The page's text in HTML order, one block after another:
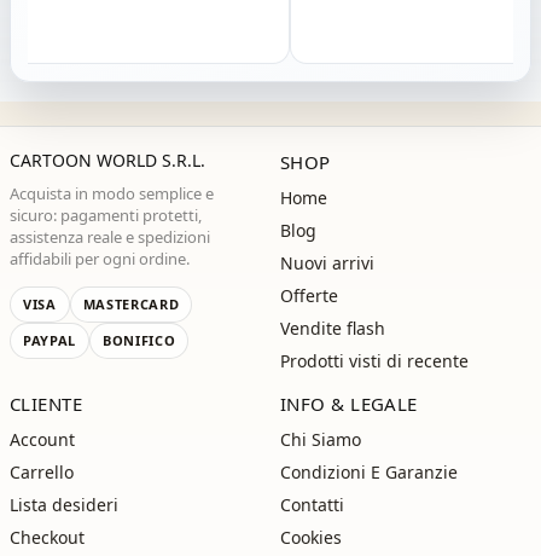
CARTOON WORLD S.R.L.
Acquista in modo semplice e
sicuro: pagamenti protetti,
assistenza reale e spedizioni
affidabili per ogni ordine.
VISA
MASTERCARD
PAYPAL
BONIFICO
SHOP
Home
Blog
Nuovi arrivi
Offerte
Vendite flash
Prodotti visti di recente
CLIENTE
Account
Carrello
Lista desideri
Checkout
INFO & LEGALE
Chi Siamo
Condizioni E Garanzie
Contatti
Cookies